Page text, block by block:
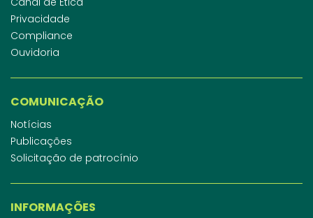
Privacidade
Compliance
Ouvidoria
COMUNICAÇÃO
Notícias
Publicações
Solicitação de patrocínio
INFORMAÇÕES